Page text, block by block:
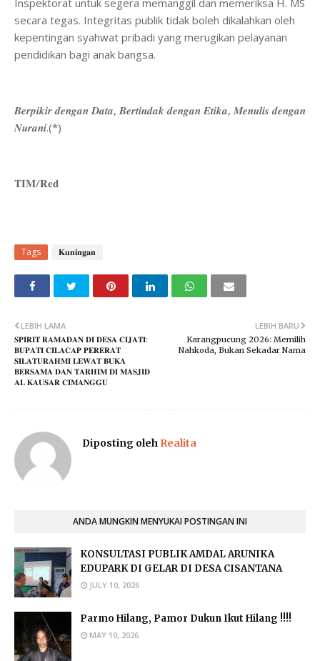
Inspektorat untuk segera memanggil dan memeriksa H. MS
secara tegas. Integritas publik tidak boleh dikalahkan oleh
kepentingan syahwat pribadi yang merugikan pelayanan
pendidikan bagi anak bangsa.
​𝑩𝒆𝒓𝒑𝒊𝒌𝒊𝒓 𝒅𝒆𝒏𝒈𝒂𝒏 𝑫𝒂𝒕𝒂, 𝑩𝒆𝒓𝒕𝒊𝒏𝒅𝒂𝒌 𝒅𝒆𝒏𝒈𝒂𝒏 𝑬𝒕𝒊𝒌𝒂, 𝑴𝒆𝒏𝒖𝒍𝒊𝒔 𝒅𝒆𝒏𝒈𝒂𝒏
𝑵𝒖𝒓𝒂𝒏𝒊.(*)
𝐓𝐈𝐌/𝐑𝐞𝐝
Tags 𝐊𝐮𝐧𝐢𝐧𝐠𝐚𝐧
LEBIH BARU
Karangpucung 2026: Memilih
Nahkoda, Bukan Sekadar Nama
LEBIH LAMA
𝐒𝐏𝐈𝐑𝐈𝐓 𝐑𝐀𝐌𝐀𝐃𝐀𝐍 𝐃𝐈 𝐃𝐄𝐒𝐀 𝐂𝐈𝐉𝐀𝐓𝐈:
𝐁𝐔𝐏𝐀𝐓𝐈 𝐂𝐈𝐋𝐀𝐂𝐀𝐏 𝐏𝐄𝐑𝐄𝐑𝐀𝐓
𝐒𝐈𝐋𝐀𝐓𝐔𝐑𝐀𝐇𝐌𝐈 𝐋𝐄𝐖𝐀𝐓 𝐁𝐔𝐊𝐀
𝐁𝐄𝐑𝐒𝐀𝐌𝐀 𝐃𝐀𝐍 𝐓𝐀𝐑𝐇𝐈𝐌 𝐃𝐈 𝐌𝐀𝐒𝐉𝐈𝐃
𝐀𝐋 𝐊𝐀𝐔𝐒𝐀𝐑 𝐂𝐈𝐌𝐀𝐍𝐆𝐆𝐔
Diposting oleh Realita
ANDA MUNGKIN MENYUKAI POSTINGAN INI
KONSULTASI PUBLIK AMDAL ARUNIKA
EDUPARK DI GELAR DI DESA CISANTANA
JULY 10, 2026
Parmo Hilang, Pamor Dukun Ikut Hilang !!!!
MAY 10, 2026